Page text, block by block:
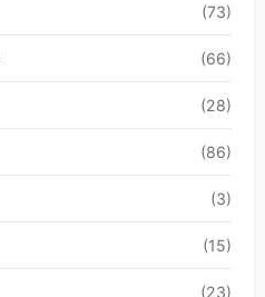
(73)
(66)
(28)
(86)
(3)
(15)
(23)